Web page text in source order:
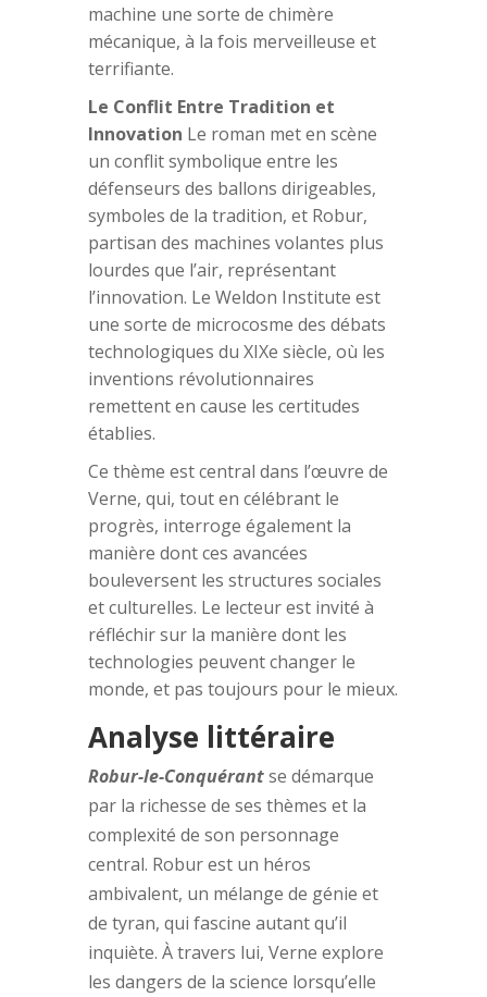
machine une sorte de chimère
mécanique, à la fois merveilleuse et
terrifiante.
Le Conflit Entre Tradition et
Innovation Le roman met en scène
un conflit symbolique entre les
défenseurs des ballons dirigeables,
symboles de la tradition, et Robur,
partisan des machines volantes plus
lourdes que l’air, représentant
l’innovation. Le Weldon Institute est
une sorte de microcosme des débats
technologiques du XIXe siècle, où les
inventions révolutionnaires
remettent en cause les certitudes
établies.
Ce thème est central dans l’œuvre de
Verne, qui, tout en célébrant le
progrès, interroge également la
manière dont ces avancées
bouleversent les structures sociales
et culturelles. Le lecteur est invité à
réfléchir sur la manière dont les
technologies peuvent changer le
monde, et pas toujours pour le mieux.
Analyse littéraire
Robur-le-Conquérantse démarque
par la richesse de ses thèmes et la
complexité de son personnage
central. Robur est un héros
ambivalent, un mélange de génie et
de tyran, qui fascine autant qu’il
inquiète. À travers lui, Verne explore
les dangers de la science lorsqu’elle